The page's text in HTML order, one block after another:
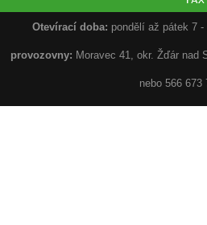
Otevírací doba: pondělí až pátek 7 -
provozovny: Moravec 41, okr. Žďár nad
nebo 566 673